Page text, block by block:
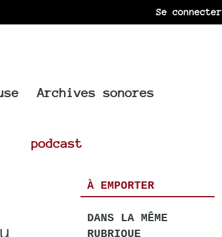
Se connecter
Archives sonores
podcast
À EMPORTER
DANS LA MÊME
RUBRIQUE